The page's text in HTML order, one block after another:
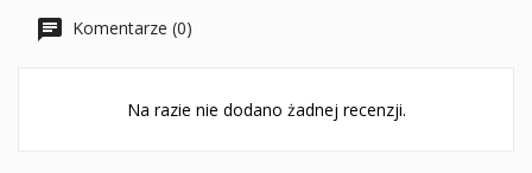
Komentarze (0)
Na razie nie dodano żadnej recenzji.